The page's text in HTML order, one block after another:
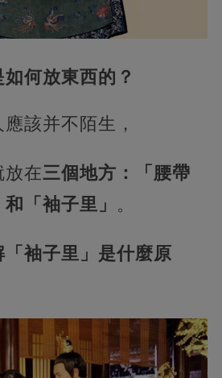
何放東西的？
該并不陌生，
放在三個地方：「腰帶
「袖子里」 。
袖子里」是什麼原